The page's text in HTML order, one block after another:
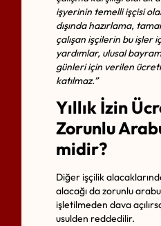
işyerinin temelli işçisi
dışında hazırlama,
çalışan işçilerin bu işler
yardımlar, ulusal
günleri için verilen
katılmaz.”
Yıllık İzin
Zorunlu
midir?
Diğer işçilik
alacağı da zorunlu
işletilmeden dava
usulden reddedilir.